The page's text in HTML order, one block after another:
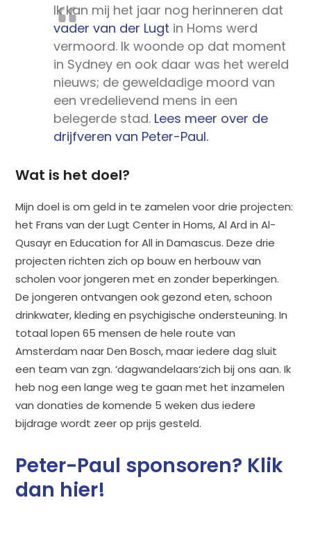
Ik kan mij het jaar nog herinneren dat
vader van der Lugt in Homs werd
vermoord. Ik woonde op dat moment
in Sydney en ook daar was het wereld
nieuws; de geweldadige moord van
een vredelievend mens in een
belegerde stad. Lees meer over de
drijfveren van Peter-Paul.
Wat is het doel?
Mijn doel is om geld in te zamelen voor drie projecten:
het Frans van der Lugt Center in Homs, Al Ard in Al-
Qusayr en Education for All in Damascus. Deze drie
projecten richten zich op bouw en herbouw van
scholen voor jongeren met en zonder beperkingen.
De jongeren ontvangen ook gezond eten, schoon
drinkwater, kleding en psychigische ondersteuning. In
totaal lopen 65 mensen de hele route van
Amsterdam naar Den Bosch, maar iedere dag sluit
een team van zgn. ‘dagwandelaars‘zich bij ons aan. Ik
heb nog een lange weg te gaan met het inzamelen
van donaties de komende 5 weken dus iedere
bijdrage wordt zeer op prijs gesteld.
Peter-Paul sponsoren? Klik
dan hier!